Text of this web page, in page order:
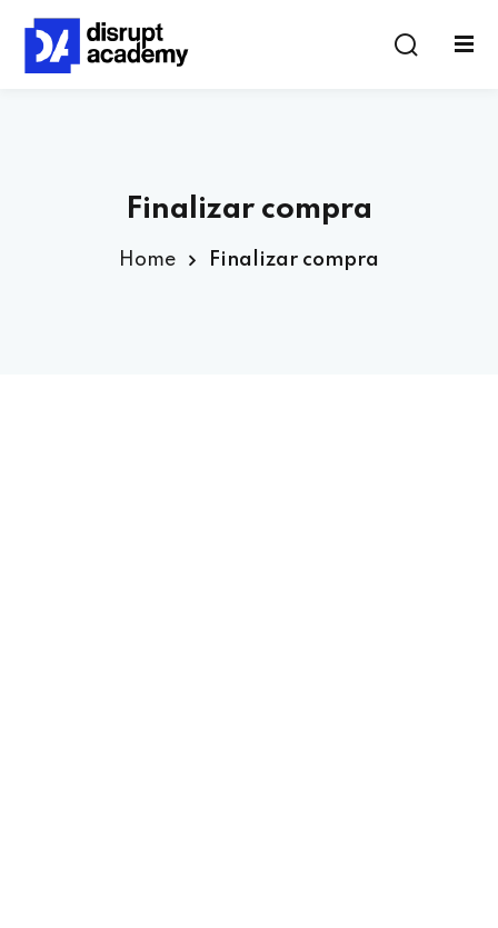
Finalizar compra
Home Finalizar compra